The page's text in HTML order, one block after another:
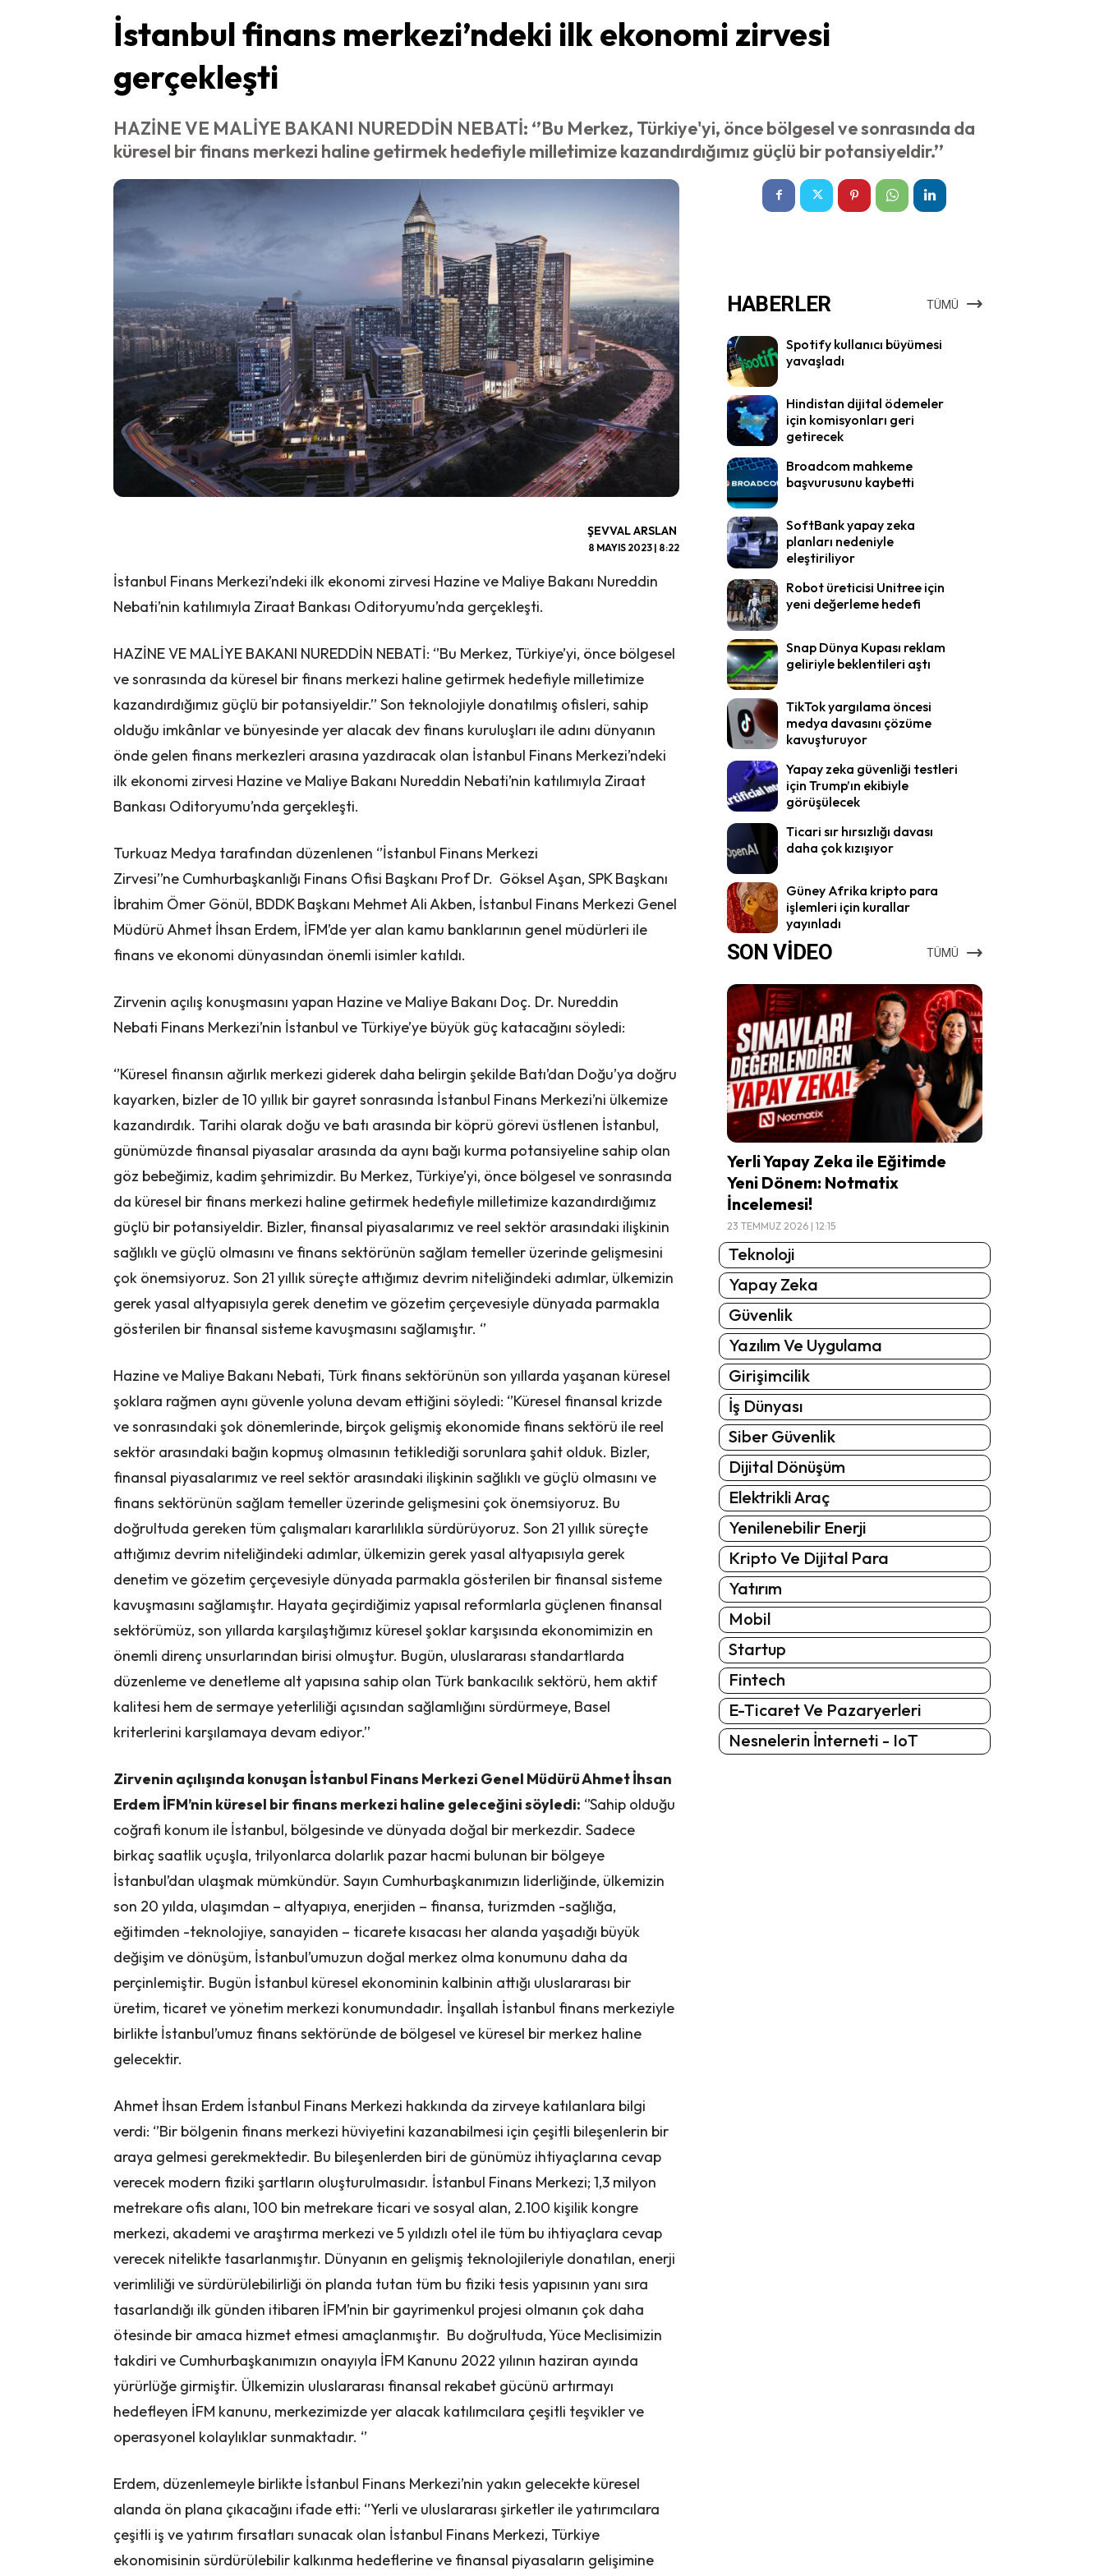
İstanbul finans merkezi’ndeki ilk ekonomi zirvesi
gerçekleşti
HAZİNE VE MALİYE BAKANI NUREDDİN NEBATİ: ‘’Bu Merkez, Türkiye'yi, önce bölgesel ve sonrasında da
küresel bir finans merkezi haline getirmek hedefiyle milletimize kazandırdığımız güçlü bir potansiyeldir.’’
ŞEVVAL ARSLAN
8 MAYIS 2023 | 8:22
İstanbul Finans Merkezi’ndeki ilk ekonomi zirvesi Hazine ve Maliye Bakanı Nureddin
Nebati’nin katılımıyla Ziraat Bankası Oditoryumu’nda gerçekleşti.
HAZİNE VE MALİYE BAKANI NUREDDİN NEBATİ: ‘’Bu Merkez, Türkiye’yi, önce bölgesel
ve sonrasında da küresel bir finans merkezi haline getirmek hedefiyle milletimize
kazandırdığımız güçlü bir potansiyeldir.’’ Son teknolojiyle donatılmış ofisleri, sahip
olduğu imkânlar ve bünyesinde yer alacak dev finans kuruluşları ile adını dünyanın
önde gelen finans merkezleri arasına yazdıracak olan İstanbul Finans Merkezi’ndeki
ilk ekonomi zirvesi Hazine ve Maliye Bakanı Nureddin Nebati’nin katılımıyla Ziraat
Bankası Oditoryumu’nda gerçekleşti.
Turkuaz Medya tarafından düzenlenen ‘’İstanbul Finans Merkezi
Zirvesi’’ne Cumhurbaşkanlığı Finans Ofisi Başkanı Prof Dr. Göksel Aşan, SPK Başkanı
İbrahim Ömer Gönül, BDDK Başkanı Mehmet Ali Akben, İstanbul Finans Merkezi Genel
Müdürü Ahmet İhsan Erdem, İFM’de yer alan kamu banklarının genel müdürleri ile
finans ve ekonomi dünyasından önemli isimler katıldı.
Zirvenin açılış konuşmasını yapan Hazine ve Maliye Bakanı Doç. Dr. Nureddin
Nebati Finans Merkezi’nin İstanbul ve Türkiye’ye büyük güç katacağını söyledi:
‘’Küresel finansın ağırlık merkezi giderek daha belirgin şekilde Batı’dan Doğu’ya doğru
kayarken, bizler de 10 yıllık bir gayret sonrasında İstanbul Finans Merkezi’ni ülkemize
kazandırdık. Tarihi olarak doğu ve batı arasında bir köprü görevi üstlenen İstanbul,
günümüzde finansal piyasalar arasında da aynı bağı kurma potansiyeline sahip olan
göz bebeğimiz, kadim şehrimizdir. Bu Merkez, Türkiye’yi, önce bölgesel ve sonrasında
da küresel bir finans merkezi haline getirmek hedefiyle milletimize kazandırdığımız
güçlü bir potansiyeldir. Bizler, finansal piyasalarımız ve reel sektör arasındaki ilişkinin
sağlıklı ve güçlü olmasını ve finans sektörünün sağlam temeller üzerinde gelişmesini
çok önemsiyoruz. Son 21 yıllık süreçte attığımız devrim niteliğindeki adımlar, ülkemizin
gerek yasal altyapısıyla gerek denetim ve gözetim çerçevesiyle dünyada parmakla
gösterilen bir finansal sisteme kavuşmasını sağlamıştır. ‘’
Hazine ve Maliye Bakanı Nebati, Türk finans sektörünün son yıllarda yaşanan küresel
şoklara rağmen aynı güvenle yoluna devam ettiğini söyledi: ‘’Küresel finansal krizde
ve sonrasındaki şok dönemlerinde, birçok gelişmiş ekonomide finans sektörü ile reel
sektör arasındaki bağın kopmuş olmasının tetiklediği sorunlara şahit olduk. Bizler,
finansal piyasalarımız ve reel sektör arasındaki ilişkinin sağlıklı ve güçlü olmasını ve
finans sektörünün sağlam temeller üzerinde gelişmesini çok önemsiyoruz. Bu
doğrultuda gereken tüm çalışmaları kararlılıkla sürdürüyoruz. Son 21 yıllık süreçte
attığımız devrim niteliğindeki adımlar, ülkemizin gerek yasal altyapısıyla gerek
denetim ve gözetim çerçevesiyle dünyada parmakla gösterilen bir finansal sisteme
kavuşmasını sağlamıştır. Hayata geçirdiğimiz yapısal reformlarla güçlenen finansal
sektörümüz, son yıllarda karşılaştığımız küresel şoklar karşısında ekonomimizin en
önemli direnç unsurlarından birisi olmuştur. Bugün, uluslararası standartlarda
düzenleme ve denetleme alt yapısına sahip olan Türk bankacılık sektörü, hem aktif
kalitesi hem de sermaye yeterliliği açısından sağlamlığını sürdürmeye, Basel
kriterlerini karşılamaya devam ediyor.’’
Zirvenin açılışında konuşan İstanbul Finans Merkezi Genel Müdürü Ahmet İhsan
Erdem İFM’nin küresel bir finans merkezi haline geleceğini söyledi: ‘’Sahip olduğu
coğrafi konum ile İstanbul, bölgesinde ve dünyada doğal bir merkezdir. Sadece
birkaç saatlik uçuşla, trilyonlarca dolarlık pazar hacmi bulunan bir bölgeye
İstanbul’dan ulaşmak mümkündür. Sayın Cumhurbaşkanımızın liderliğinde, ülkemizin
son 20 yılda, ulaşımdan – altyapıya, enerjiden – finansa, turizmden -sağlığa,
eğitimden -teknolojiye, sanayiden – ticarete kısacası her alanda yaşadığı büyük
değişim ve dönüşüm, İstanbul’umuzun doğal merkez olma konumunu daha da
perçinlemiştir. Bugün İstanbul küresel ekonominin kalbinin attığı uluslararası bir
üretim, ticaret ve yönetim merkezi konumundadır. İnşallah İstanbul finans merkeziyle
birlikte İstanbul’umuz finans sektöründe de bölgesel ve küresel bir merkez haline
gelecektir.
Ahmet İhsan Erdem İstanbul Finans Merkezi hakkında da zirveye katılanlara bilgi
verdi: ‘’Bir bölgenin finans merkezi hüviyetini kazanabilmesi için çeşitli bileşenlerin bir
araya gelmesi gerekmektedir. Bu bileşenlerden biri de günümüz ihtiyaçlarına cevap
verecek modern fiziki şartların oluşturulmasıdır. İstanbul Finans Merkezi; 1,3 milyon
metrekare ofis alanı, 100 bin metrekare ticari ve sosyal alan, 2.100 kişilik kongre
merkezi, akademi ve araştırma merkezi ve 5 yıldızlı otel ile tüm bu ihtiyaçlara cevap
verecek nitelikte tasarlanmıştır. Dünyanın en gelişmiş teknolojileriyle donatılan, enerji
verimliliği ve sürdürülebilirliği ön planda tutan tüm bu fiziki tesis yapısının yanı sıra
tasarlandığı ilk günden itibaren İFM’nin bir gayrimenkul projesi olmanın çok daha
ötesinde bir amaca hizmet etmesi amaçlanmıştır. Bu doğrultuda, Yüce Meclisimizin
takdiri ve Cumhurbaşkanımızın onayıyla İFM Kanunu 2022 yılının haziran ayında
yürürlüğe girmiştir. Ülkemizin uluslararası finansal rekabet gücünü artırmayı
hedefleyen İFM kanunu, merkezimizde yer alacak katılımcılara çeşitli teşvikler ve
operasyonel kolaylıklar sunmaktadır. ‘’
Erdem, düzenlemeyle birlikte İstanbul Finans Merkezi’nin yakın gelecekte küresel
alanda ön plana çıkacağını ifade etti: ‘’Yerli ve uluslararası şirketler ile yatırımcılara
çeşitli iş ve yatırım fırsatları sunacak olan İstanbul Finans Merkezi, Türkiye
ekonomisinin sürdürülebilir kalkınma hedeflerine ve finansal piyasaların gelişimine
HABERLER TÜMÜ
Spotify kullanıcı büyümesi
yavaşladı
Hindistan dijital ödemeler
için komisyonları geri
getirecek
Broadcom mahkeme
başvurusunu kaybetti
SoftBank yapay zeka
planları nedeniyle
eleştiriliyor
Robot üreticisi Unitree için
yeni değerleme hedefi
Snap Dünya Kupası reklam
geliriyle beklentileri aştı
TikTok yargılama öncesi
medya davasını çözüme
kavuşturuyor
Yapay zeka güvenliği testleri
için Trump’ın ekibiyle
görüşülecek
Ticari sır hırsızlığı davası
daha çok kızışıyor
Güney Afrika kripto para
işlemleri için kurallar
yayınladı
SON VİDEO TÜMÜ
Yerli Yapay Zeka ile Eğitimde
Yeni Dönem: Notmatix
İncelemesi!
23 TEMMUZ 2026 | 12:15
Teknoloji
Yapay Zeka
Güvenlik
Yazılım Ve Uygulama
Girişimcilik
İş Dünyası
Siber Güvenlik
Dijital Dönüşüm
Elektrikli Araç
Yenilenebilir Enerji
Kripto Ve Dijital Para
Yatırım
Mobil
Startup
Fintech
E-Ticaret Ve Pazaryerleri
Nesnelerin İnterneti - IoT